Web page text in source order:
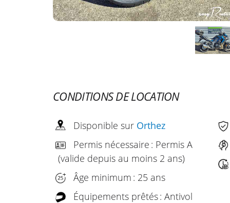
CONDITIONS DE LOCATION
Disponible sur Orthez
Permis nécessaire : Permis A
(valide depuis au moins 2 ans)
Âge minimum : 25 ans
Équipements prêtés : Antivol